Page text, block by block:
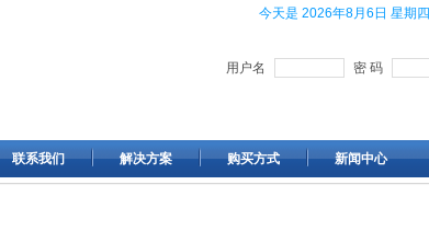
今天是 2026年8月6日 星期四
用户名 密 码
联系我们 解决方案 购买方式 新闻中心